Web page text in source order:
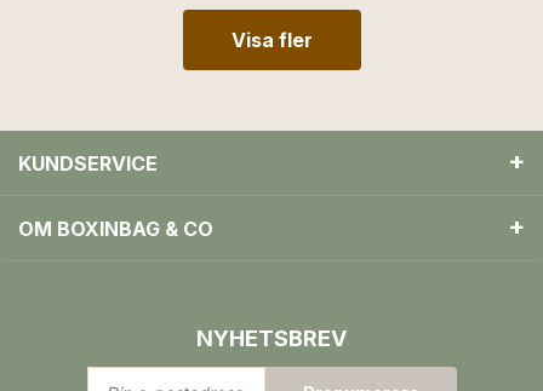
Visa fler
KUNDSERVICE
OM BOXINBAG & CO
NYHETSBREV
Din